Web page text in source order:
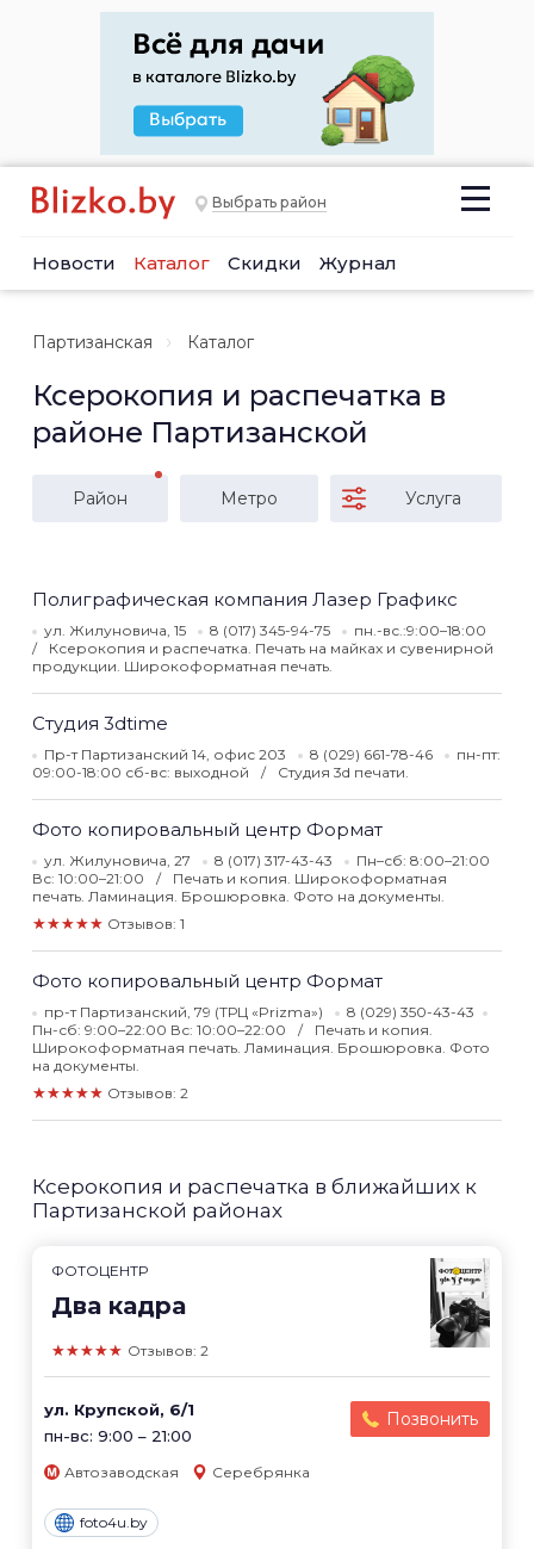
Выбрать район
Новости Каталог Скидки Журнал
Партизанская Каталог
Ксерокопия и распечатка в
районе Партизанской
Район Метро Услуга
Полиграфическая компания Лазер Графикс
ул. Жилуновича, 15 8 (017) 345-94-75
пн.-вс.:9:00–18:00
Ксерокопия и распечатка. Печать на майках и сувенирной
продукции. Широкоформатная печать.
Студия 3dtime
Пр-т Партизанский 14, офис 203 8 (029) 661-78-46
пн-пт:
09:00-18:00 сб-вс: выходной
Студия 3d печати.
Фото копировальный центр Формат
ул. Жилуновича, 27 8 (017) 317-43-43
Пн–сб: 8:00–21:00
Вс: 10:00–21:00
Печать и копия. Широкоформатная
печать. Ламинация. Брошюровка. Фото на документы.
★★★★★ Отзывов: 1
Фото копировальный центр Формат
пр-т Партизанский, 79 (ТРЦ «Prizma»)
8 (029) 350-43-43
Пн-сб: 9:00–22:00 Вс: 10:00–22:00
Печать и копия.
Широкоформатная печать. Ламинация. Брошюровка. Фото
на документы.
★★★★★ Отзывов: 2
Ксерокопия и распечатка в ближайших к
Партизанской районах
ФОТОЦЕНТР
Два кадра
★★★★★ Отзывов: 2
ул. Крупской, 6/1
пн-вс: 9:00 – 21:00
Позвонить
Автозаводская Серебрянка
foto4u.by